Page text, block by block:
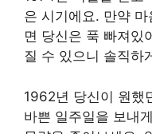
은 시기에요. 만약
면 당신은 푹 빠져있
질 수 있으니 솔직하
1962년 당신이 원했
바쁜 일주일을 보내